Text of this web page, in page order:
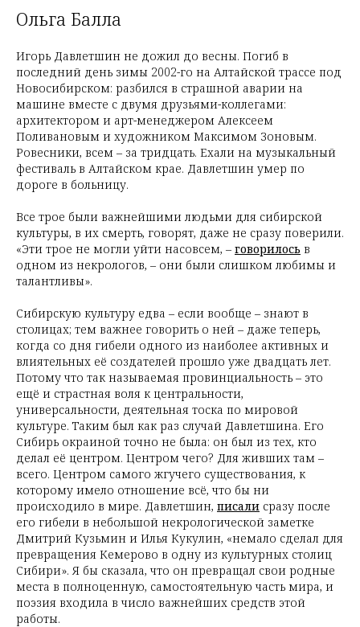
Ольга Балла
Игорь Давлетшин не дожил до весны. Погиб в
последний день зимы 2002-го на Алтайской трассе под
Новосибирском: разбился в страшной аварии на
машине вместе с двумя друзьями-коллегами:
архитектором и арт-менеджером Алексеем
Поливановым и художником Максимом Зоновым.
Ровесники, всем – за тридцать. Ехали на музыкальный
фестиваль в Алтайском крае. Давлетшин умер по
дороге в больницу.
Все трое были важнейшими людьми для сибирской
культуры, в их смерть, говорят, даже не сразу поверили.
«Эти трое не могли уйти насовсем, – говорилось в
одном из некрологов, – они были слишком любимы и
талантливы».
Сибирскую культуру едва – если вообще – знают в
столицах; тем важнее говорить о ней – даже теперь,
когда со дня гибели одного из наиболее активных и
влиятельных её создателей прошло уже двадцать лет.
Потому что так называемая провинциальность – это
ещё и страстная воля к центральности,
универсальности, деятельная тоска по мировой
культуре. Таким был как раз случай Давлетшина. Его
Сибирь окраиной точно не была: он был из тех, кто
делал её центром. Центром чего? Для живших там –
всего. Центром самого жгучего существования, к
которому имело отношение всё, что бы ни
происходило в мире. Давлетшин, писали сразу после
его гибели в небольшой некрологической заметке
Дмитрий Кузьмин и Илья Кукулин, «немало сделал для
превращения Кемерово в одну из культурных столиц
Сибири». Я бы сказала, что он превращал свои родные
места в полноценную, самостоятельную часть мира, и
поэзия входила в число важнейших средств этой
работы.